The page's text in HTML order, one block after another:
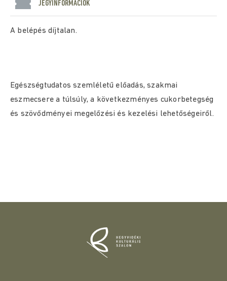
JEGYINFORMÁCIÓK
A belépés díjtalan.
Egészségtudatos szemléletű előadás, szakmai
eszmecsere a túlsúly, a következményes cukorbetegség
és szövődményei megelőzési és kezelési lehetőségeiről.